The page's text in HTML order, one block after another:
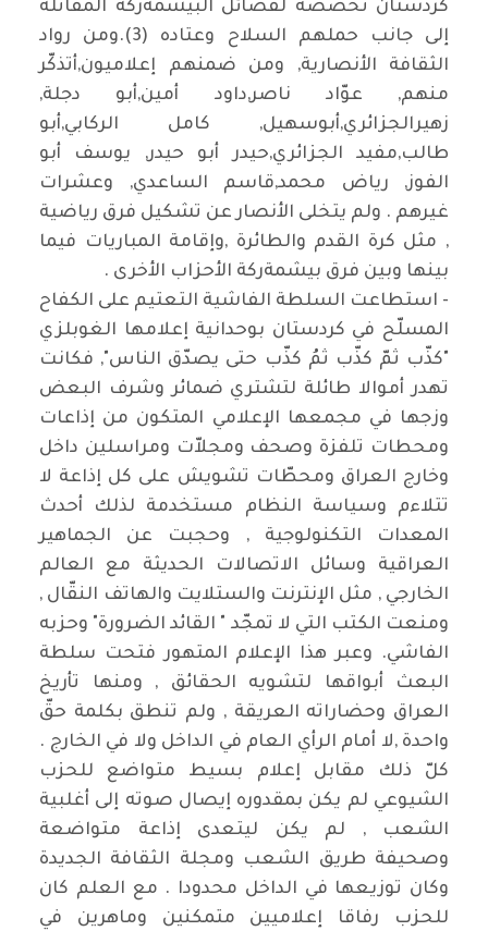
كردستان تخصصه لفصائل البيشمةركة المقاتلة
إلى جانب حملهم السلاح وعتاده (3).ومن رواد
الثقافة الأنصارية, ومن ضمنهم إعلاميون,أتذكّر
منهم, عوّاد ناصر,داود أمين,أبو دجلة,
زهيرالجزائري,أبوسهيل, كامل الركابي,أبو
طالب,مفيد الجزائري,حيدر أبو حيدر, يوسف أبو
الفوز, رياض محمد,قاسم الساعدي, وعشرات
غيرهم . ولم يتخلى الأنصار عن تشكيل فرق رياضية
, مثل كرة القدم والطائرة ,وإقامة المباريات فيما
بينها وبين فرق بيشمةركة الأحزاب الأخرى .
- استطاعت السلطة الفاشية التعتيم على الكفاح
المسلّح في كردستان بوحدانية إعلامها الغوبلزي
"كذّب ثمّ كذّب ثمُ كذّب حتى يصدّق الناس", فكانت
تهدر أموالا طائلة لتشتري ضمائر وشرف البعض
وزجها في مجمعها الإعلامي المتكون من إذاعات
ومحطات تلفزة وصحف ومجلاّت ومراسلين داخل
وخارج العراق ومحطّات تشويش على كل إذاعة لا
تتلاءم وسياسة النظام مستخدمة لذلك أحدث
المعدات التكنولوجية , وحجبت عن الجماهير
العراقية وسائل الاتصالات الحديثة مع العالم
الخارجي , مثل الإنترنت والستلايت والهاتف النقّال ,
ومنعت الكتب التي لا تمجّد " القائد الضرورة" وحزبه
الفاشي. وعبر هذا الإعلام المتهور فتحت سلطة
البعث أبواقها لتشويه الحقائق , ومنها تأريخ
العراق وحضاراته العريقة , ولم تنطق بكلمة حقّ
واحدة ,لا أمام الرأي العام في الداخل ولا في الخارج .
كلّ ذلك مقابل إعلام بسيط متواضع للحزب
الشيوعي لم يكن بمقدوره إيصال صوته إلى أغلبية
الشعب , لم يكن ليتعدى إذاعة متواضعة
وصحيفة طريق الشعب ومجلة الثقافة الجديدة
وكان توزيعها في الداخل محدودا . مع العلم كان
للحزب رفاقا إعلاميين متمكنين وماهرين في